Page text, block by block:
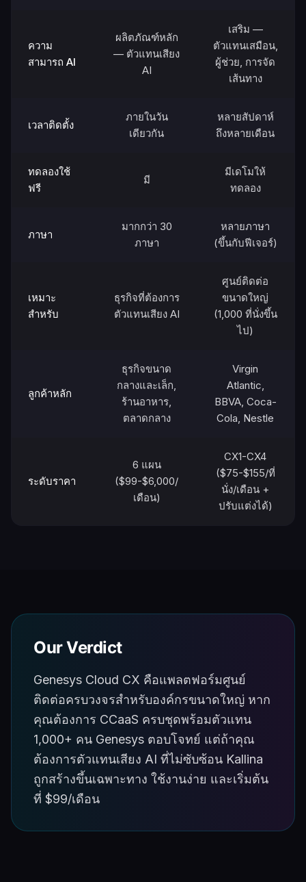
ความ
สามารถ AI
ผลิตภัณฑ์หลัก
— ตัวแทนเสียง
AI
เสริม —
ตัวแทนเสมือน,
ผู้ช่วย, การจัด
เส้นทาง
เวลาติดตั้ง
ภายในวัน
เดียวกัน
หลายสัปดาห์
ถึงหลายเดือน
ทดลองใช้
ฟรี
มี
มีเดโมให้
ทดลอง
ภาษา
มากกว่า 30
ภาษา
หลายภาษา
(ขึ้นกับฟีเจอร์)
เหมาะ
สำหรับ
ธุรกิจที่ต้องการ
ตัวแทนเสียง AI
ศูนย์ติดต่อ
ขนาดใหญ่
(1,000 ที่นั่งขึ้น
ไป)
ลูกค้าหลัก
ธุรกิจขนาด
กลางและเล็ก,
ร้านอาหาร,
ตลาดกลาง
Virgin
Atlantic,
BBVA, Coca-
Cola, Nestle
ระดับราคา
6 แผน
($99-$6,000/
เดือน)
CX1-CX4
($75-$155/ที่
นั่ง/เดือน +
ปรับแต่งได้)
Our Verdict
Genesys Cloud CX คือแพลตฟอร์มศูนย์
ติดต่อครบวงจรสำหรับองค์กรขนาดใหญ่ หาก
คุณต้องการ CCaaS ครบชุดพร้อมตัวแทน
1,000+ คน Genesys ตอบโจทย์ แต่ถ้าคุณ
ต้องการตัวแทนเสียง AI ที่ไม่ซับซ้อน Kallina
ถูกสร้างขึ้นเฉพาะทาง ใช้งานง่าย และเริ่มต้น
ที่ $99/เดือน